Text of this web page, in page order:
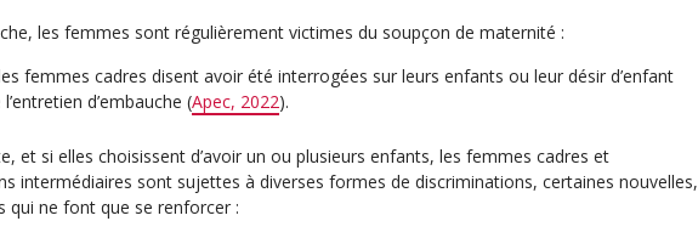
les femmes sont régulièrement victimes du soupçon de maternité :
femmes cadres disent avoir été interrogées sur leurs enfants ou leur désir d’enfant
d’embauche (Apec, 2022).
et si elles choisissent d’avoir un ou plusieurs enfants, les femmes cadres et
intermédiaires sont sujettes à diverses formes de discriminations, certaines nouvelles,
qui ne font que se renforcer :